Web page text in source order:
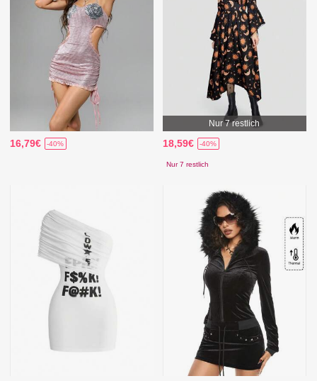
16,79€ -40%
Nur 7 restlich
18,59€ -40%
Nur 7 restlich